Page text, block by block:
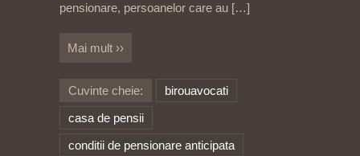
pensionare, persoanelor care au […]
Mai mult ››
Cuvinte cheie:
birouavocati
casa de pensii
conditii de pensionare anticipata